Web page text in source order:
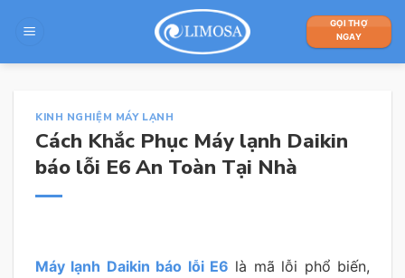
GỌI THỢ
NGAY
KINH NGHIỆM MÁY LẠNH
Cách Khắc Phục Máy lạnh Daikin
báo lỗi E6 An Toàn Tại Nhà
Máy lạnh Daikin báo lỗi E6 là mã lỗi phổ biến,